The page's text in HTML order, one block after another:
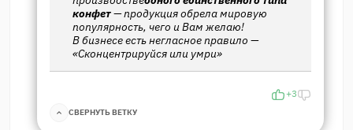
конфет— продукция обрела мировую
популярность, чего и Вам желаю!
В бизнесе есть негласное правило —
«Сконцентрируйся или умри»
+3
СВЕРНУТЬ ВЕТКУ